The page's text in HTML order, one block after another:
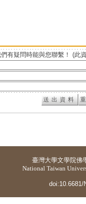
有疑問時能與您聯繫！ (此
臺灣大學文學院佛
National Taiwan
doi:10.6681/